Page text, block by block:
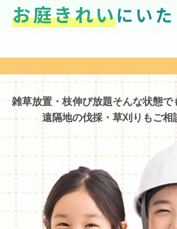
お庭きれいにい
雑草放置・枝伸び放題そんな状態
遠隔地の伐採・草刈りもご相